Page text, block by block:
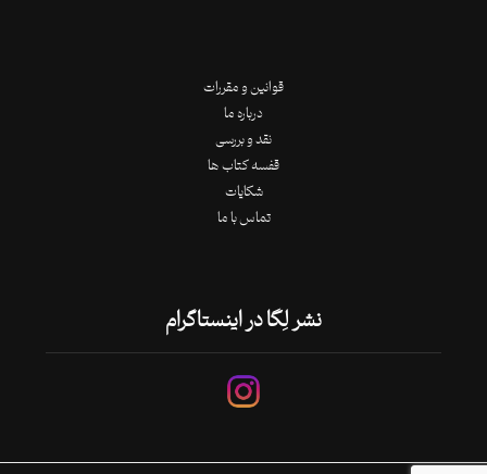
قوانین و مقررات
درباره ما
نقد و بررسی
قفسه کتاب ها
شکایات
تماس با ما
نشر لِگا در اینستاگرام